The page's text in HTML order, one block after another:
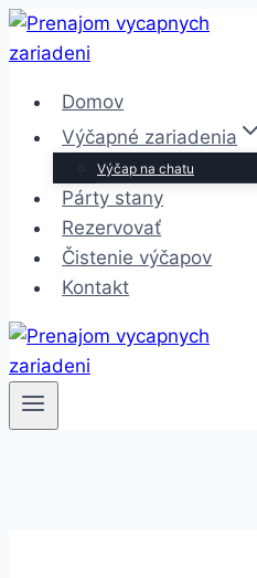
Skip
to
Domov
Výčapné zariadenia
Výčap na chatu
Párty stany
Rezervovať
Čistenie výčapov
Kontakt